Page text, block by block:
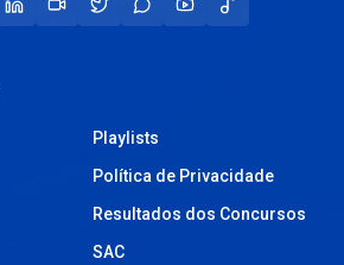
Playlists
Política de Privacidade
Resultados dos Concursos
SAC